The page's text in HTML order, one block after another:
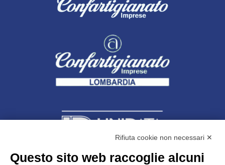
Rifiuta cookie non necessari ✕
Questo sito web raccoglie alcuni